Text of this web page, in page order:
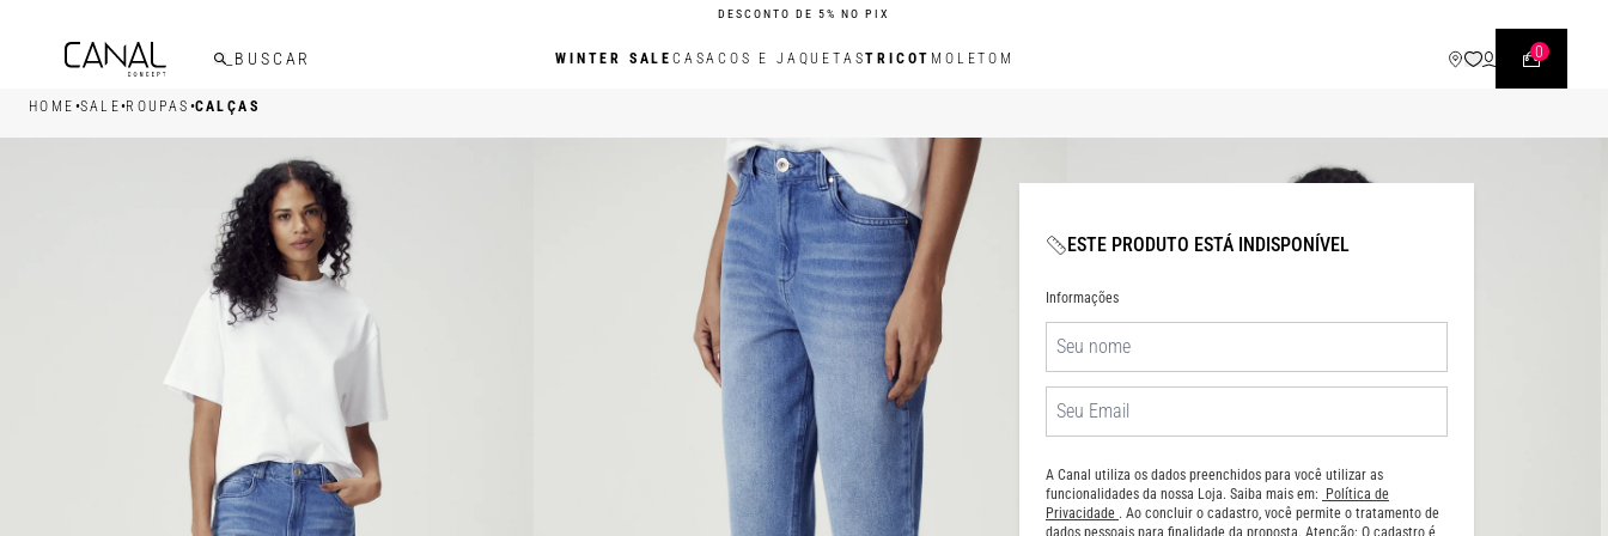
DESCONTO DE 5% NO PIX
WINTER SALE CASACOS E JAQUETASTRICOT MOLETOM 0
HOME •SALE•ROUPAS •CALÇAS
ESTE PRODUTO ESTÁ INDISPONÍVEL
Informações
A Canal utiliza os dados preenchidos para você utilizar as
funcionalidades da nossa Loja. Saiba mais em:
Política de
Privacidade . Ao concluir o cadastro, você permite o tratamento de
dados pessoais para finalidade da proposta. Atenção: O cadastro é